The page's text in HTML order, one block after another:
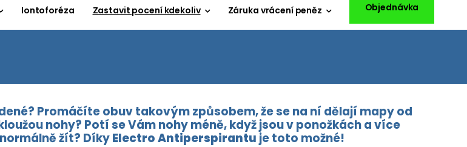
Iontoforéza Zastavit pocení kdekoliv Záruka vrácení peněz Objednávka
Promáčíte obuv takovým způsobem, že se na ní dělají mapy od
nohy? Potí se Vám nohy méně, když jsou v ponožkách a více
žít? DíkyElectro Antiperspirantu je toto možné!